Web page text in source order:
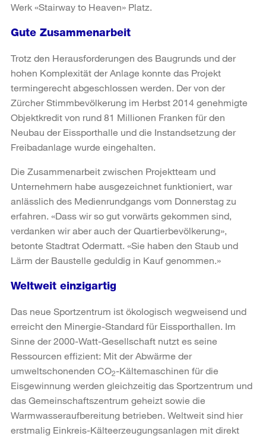
Werk «Stairway to Heaven» Platz.
Gute Zusammenarbeit
Trotz den Herausforderungen des Baugrunds und der
hohen Komplexität der Anlage konnte das Projekt
termingerecht abgeschlossen werden. Der von der
Zürcher Stimmbevölkerung im Herbst 2014 genehmigte
Objektkredit von rund 81 Millionen Franken für den
Neubau der Eissporthalle und die Instandsetzung der
Freibadanlage wurde eingehalten.
Die Zusammenarbeit zwischen Projektteam und
Unternehmern habe ausgezeichnet funktioniert, war
anlässlich des Medienrundgangs vom Donnerstag zu
erfahren. «Dass wir so gut vorwärts gekommen sind,
verdanken wir aber auch der Quartierbevölkerung»,
betonte Stadtrat Odermatt. «Sie haben den Staub und
Lärm der Baustelle geduldig in Kauf genommen.»
Weltweit einzigartig
Das neue Sportzentrum ist ökologisch wegweisend und
erreicht den Minergie-Standard für Eissporthallen. Im
Sinne der 2000-Watt-Gesellschaft nutzt es seine
Ressourcen effizient: Mit der Abwärme der
umweltschonenden CO2-Kältemaschinen für die
Eisgewinnung werden gleichzeitig das Sportzentrum und
das Gemeinschaftszentrum geheizt sowie die
Warmwasseraufbereitung betrieben. Weltweit sind hier
erstmalig Einkreis-Kälteerzeugungsanlagen mit direkt